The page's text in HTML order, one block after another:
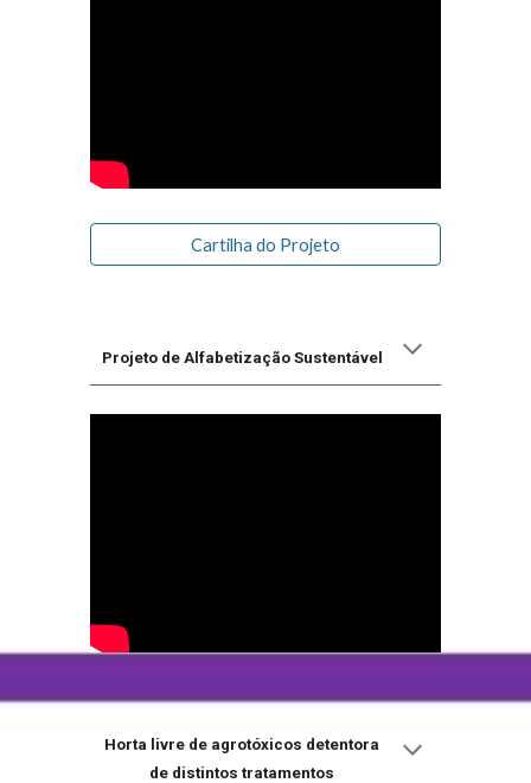
Cartilha do Projeto
Projeto de Alfabetização Sustentável
Horta livre de agrotóxicos detentora
de distintos tratamentos